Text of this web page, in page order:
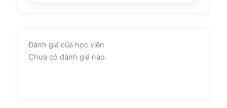
Đánh giá của học viên
Chưa có đánh giá nào.